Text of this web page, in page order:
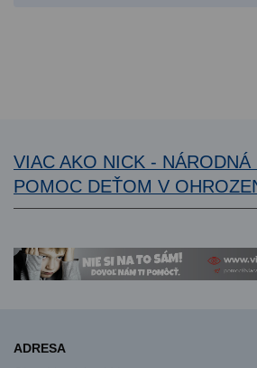
VIAC AKO NICK - NÁRODNÁ
POMOC DEŤOM V
ADRESA